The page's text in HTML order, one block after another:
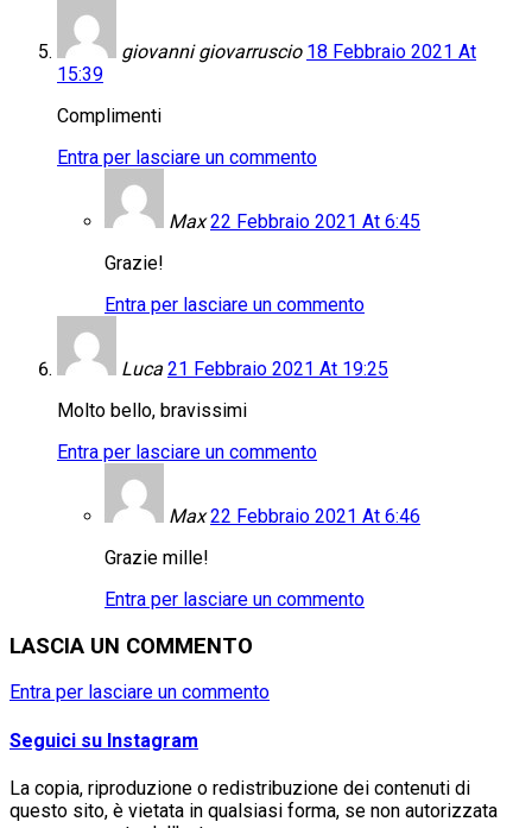
giovanni giovarruscio 18 Febbraio 2021 At
15:39
Complimenti
Entra per lasciare un commento
Max 22 Febbraio 2021 At 6:45
Grazie!
Entra per lasciare un commento
Luca 21 Febbraio 2021 At 19:25
Molto bello, bravissimi
Entra per lasciare un commento
Max 22 Febbraio 2021 At 6:46
Grazie mille!
Entra per lasciare un commento
LASCIA UN COMMENTO
Entra per lasciare un commento
Seguici su Instagram
La copia, riproduzione o redistribuzione dei contenuti di
questo sito, è vietata in qualsiasi forma, se non autorizzata